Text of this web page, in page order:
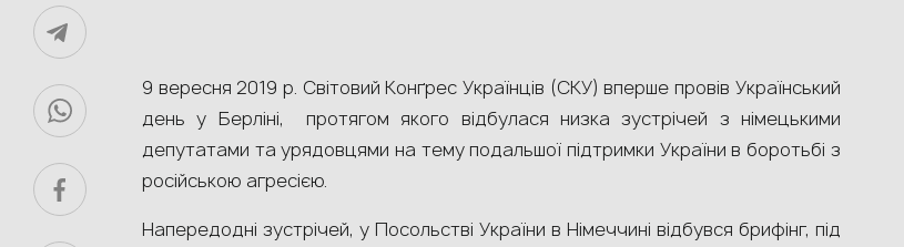
9 вересня 2019 р. Світовий Конґрес Українців (СКУ) вперше провів Український
день у Берліні, протягом якого відбулася низка зустрічей з німецькими
депутатами та урядовцями на тему подальшої підтримки України в боротьбі з
російською агресією.
Напередодні зустрічей, у Посольстві України в Німеччині відбувся брифінг, під